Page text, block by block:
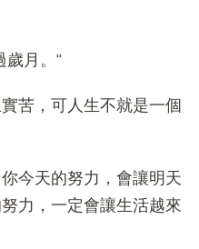
歲月。“
苦，可人生不就是一個
今天的努力，會讓明天
力，一定會讓生活越來